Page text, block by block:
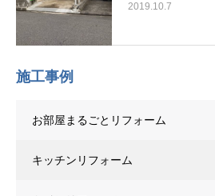
2019.10.7
施工事例
お部屋まるごとリフォーム
キッチンリフォーム